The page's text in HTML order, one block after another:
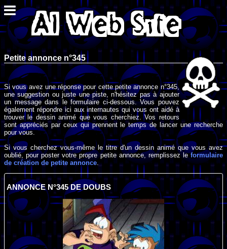
Petite annonce n°345
Si vous avez une réponse pour cette petite annonce n°345,
une suggestion ou juste une piste, n'hésitez pas à ajouter
un message dans le formulaire ci-dessous. Vous pouvez
également répondre ici aux internautes qui vous ont aidé à
trouver le dessin animé que vous cherchiez. Vos retours
sont appréciés par ceux qui prennent le temps de lancer une recherche
pour vous.
Si vous cherchez vous-même le titre d'un dessin animé que vous avez
oublié, pour poster votre propre petite annonce, remplissez leformulaire
de création de petite annonce .
ANNONCE N°345 DE DOUBS